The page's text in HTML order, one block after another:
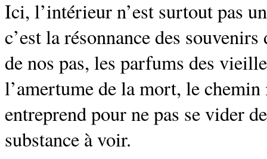
Ici, l’intérieur n’est surtout pas
c’est la résonnance des
de nos pas, les parfums des
l’amertume de la mort, le
entreprend pour ne pas se vider
substance à voir.